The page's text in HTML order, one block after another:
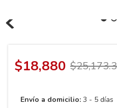
$18,880 $25,173.
Envío a domicilio: 3 - 5 días
7